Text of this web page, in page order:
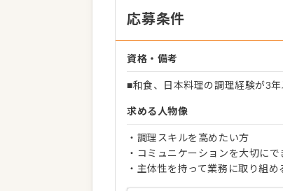
応募条件
資格・備考
■和食、日本料理の調理経験が3
求める人物像
・調理スキルを高めたい方
・コミュニケーションを大切にで
・主体性を持って業務に取り組め